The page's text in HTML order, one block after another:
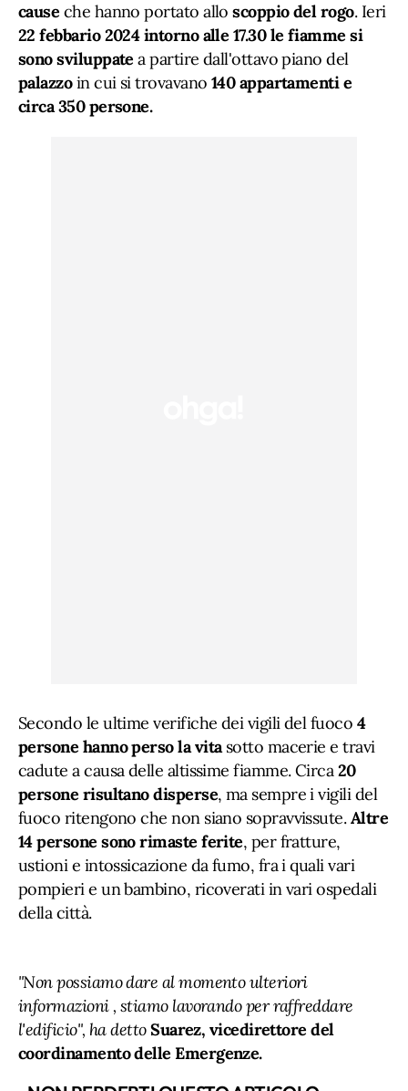
cause che hanno portato alloscoppio del rogo. Ieri
22 febbario 2024 intorno alle 17.30 le fiamme si
sono sviluppate a partire dall'ottavo piano del
palazzoin cui si trovavano 140 appartamenti e
circa 350 persone.
Secondo le ultime verifiche dei vigili del fuoco 4
persone hanno perso la vitasotto macerie e travi
cadute a causa delle altissime fiamme. Circa20
persone risultano disperse, ma sempre i vigili del
fuoco ritengono che non siano sopravvissute.Altre
14 persone sono rimaste ferite, per fratture,
ustioni e intossicazione da fumo, fra i quali vari
pompieri e un bambino, ricoverati in vari ospedali
della città.
"Non possiamo dare al momento ulteriori
informazioni , stiamo lavorando per raffreddare
l'edificio", ha dettoSuarez, vicedirettore del
coordinamento delle Emergenze.